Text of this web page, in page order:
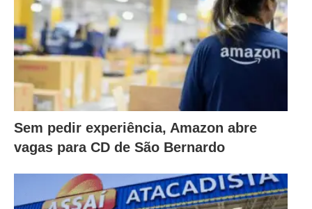
Sem pedir experiência, Amazon abre
vagas para CD de São Bernardo